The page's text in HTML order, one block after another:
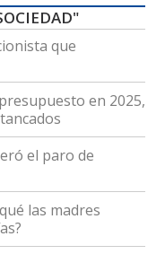
que
en 2025,
el paro de
las madres